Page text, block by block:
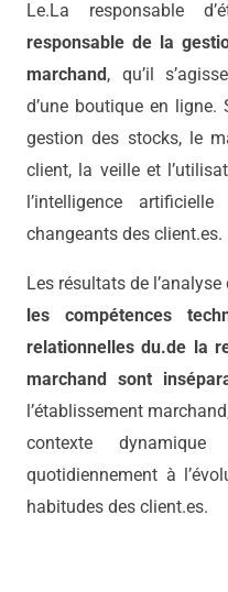
Le.La responsable
responsable de la
marchand, qu’il
d’une boutique en ligne.
gestion des stocks, le
client, la veille et
l’intelligence
changeants des client.es.
Les résultats de
les compétences
relationnelles du.de la
marchand sont
l’établissement
contexte
quotidiennement à
habitudes des client.es.